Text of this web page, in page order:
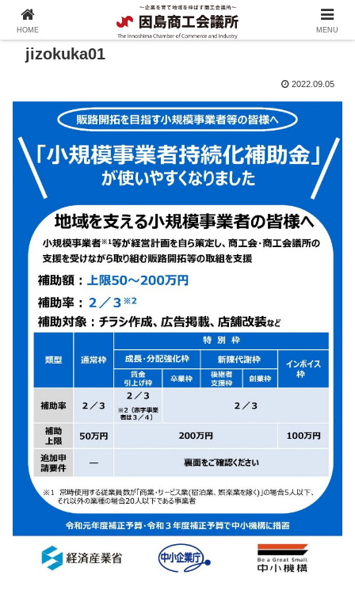
jizokuka01
2022.09.05
HOME MENU